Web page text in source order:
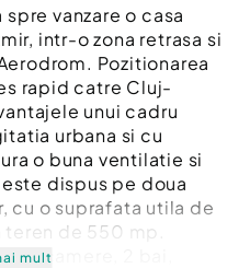
vanzare o casa
intr-o zona retrasa si
Pozitionarea
rapid catre Cluj-
unui cadru
urbana si cu
o buna ventilatie si
dispus pe doua
cu o suprafata utila de
de 550 mp.
4 camere, 2 bai,
mult